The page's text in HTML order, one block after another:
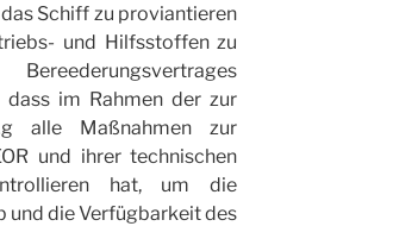
Schiff zu proviantieren
und Hilfsstoffen zu
im Rahmen der zur
alle Maßnahmen zur
und ihrer technischen
hat, um die
und die Verfügbarkeit des